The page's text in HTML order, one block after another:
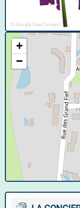
© Google User Content
+
−